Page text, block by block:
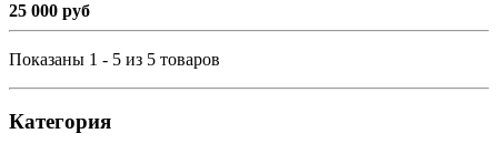
25 000 руб
Показаны 1 - 5 из 5 товаров
Категория